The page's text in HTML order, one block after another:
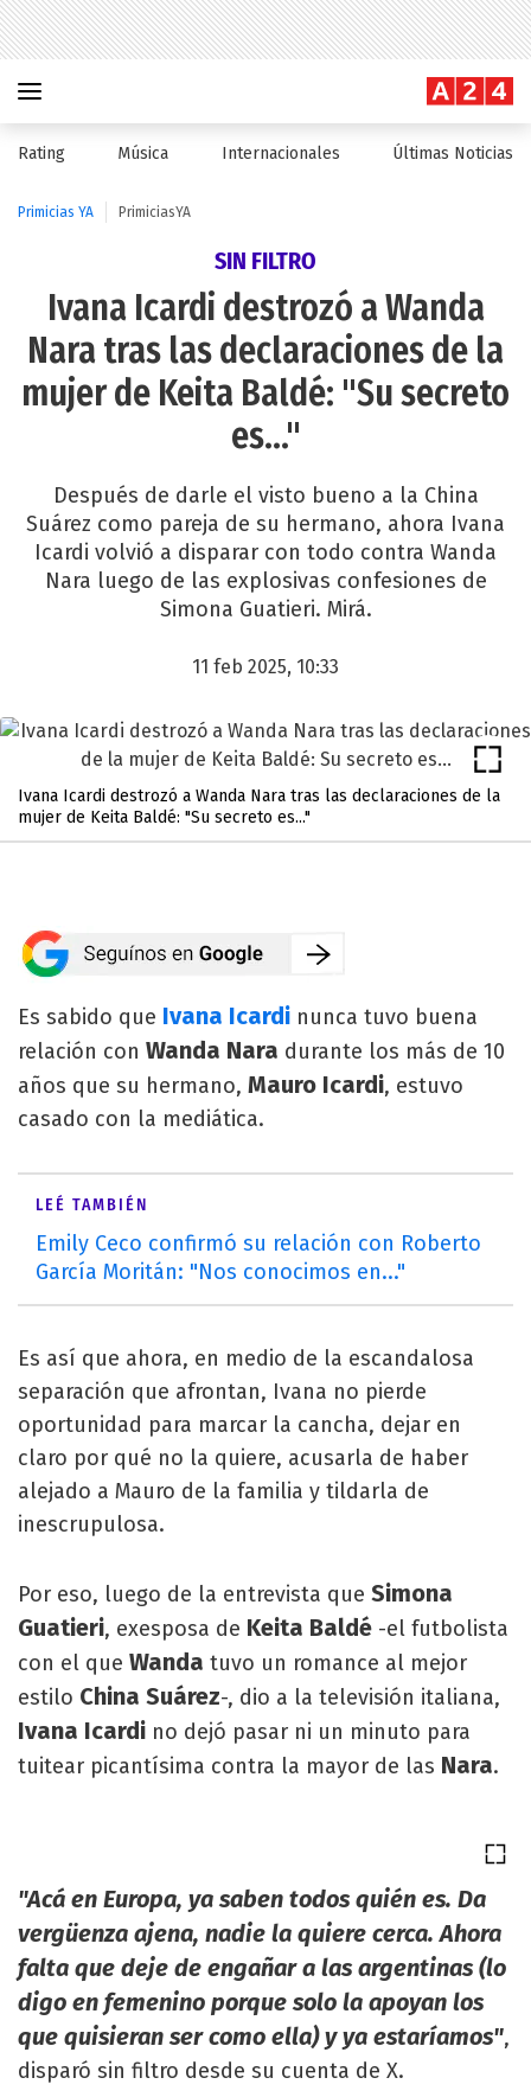
Rating Música Internacionales Últimas Noticias
Primicias YA PrimiciasYA
SIN FILTRO
Ivana Icardi destrozó a Wanda
Nara tras las declaraciones de la
mujer de Keita Baldé: "Su secreto
es..."
Después de darle el visto bueno a la China
Suárez como pareja de su hermano, ahora Ivana
Icardi volvió a disparar con todo contra Wanda
Nara luego de las explosivas confesiones de
Simona Guatieri. Mirá.
11 feb 2025, 10:33
Ivana Icardi destrozó a Wanda Nara tras las declaraciones de la
mujer de Keita Baldé: "Su secreto es..."
Es sabido que Ivana Icardi nunca tuvo buena
relación con Wanda Nara durante los más de 10
años que su hermano, Mauro Icardi, estuvo
casado con la mediática.
LEÉ TAMBIÉN
Emily Ceco confirmó su relación con Roberto
García Moritán: "Nos conocimos en..."
Es así que ahora, en medio de la escandalosa
separación que afrontan, Ivana no pierde
oportunidad para marcar la cancha, dejar en
claro por qué no la quiere, acusarla de haber
alejado a Mauro de la familia y tildarla de
inescrupulosa.
Por eso, luego de la entrevista que Simona
Guatieri, exesposa de Keita Baldé -el futbolista
con el que Wanda tuvo un romance al mejor
estilo China Suárez-, dio a la televisión italiana,
Ivana Icardi no dejó pasar ni un minuto para
tuitear picantísima contra la mayor de las Nara.
"Acá en Europa, ya saben todos quién es. Da
vergüenza ajena, nadie la quiere cerca. Ahora
falta que deje de engañar a las argentinas (lo
digo en femenino porque solo la apoyan los
que quisieran ser como ella) y ya estaríamos",
disparó sin filtro desde su cuenta de X.